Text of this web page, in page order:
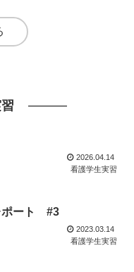
2026.04.14
看護学生実習
ポート #3
2023.03.14
看護学生実習